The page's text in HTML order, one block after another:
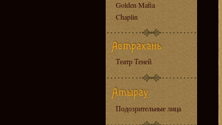
Golden Mafia
Chaplin
Театр Теней
Подозрительные лица